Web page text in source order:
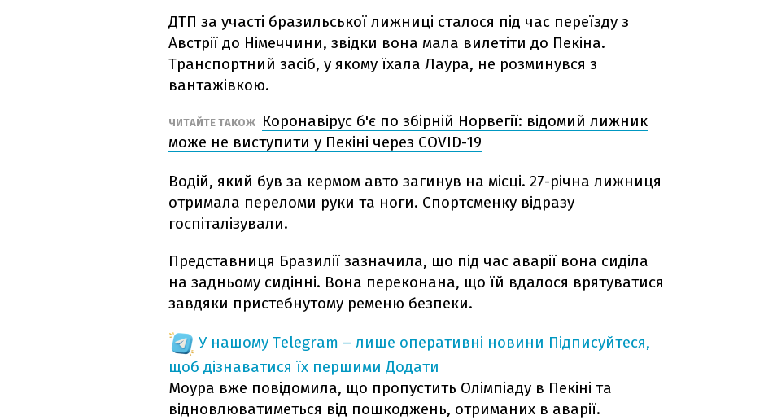
ДТП за участі бразильської лижниці сталося під час переїзду з
Австрії до Німеччини, звідки вона мала вилетіти до Пекіна.
Транспортний засіб, у якому їхала Лаура, не розминувся з
вантажівкою.
ЧИТАЙТЕ ТАКОЖ
Коронавірус б'є по збірній Норвегії: відомий лижник
може не виступити у Пекіні через COVID-19
Водій, який був за кермом авто загинув на місці. 27-річна лижниця
отримала переломи руки та ноги. Спортсменку відразу
госпіталізували.
Представниця Бразилії зазначила, що під час аварії вона сиділа
на задньому сидінні. Вона переконана, що їй вдалося врятуватися
завдяки пристебнутому ременю безпеки.
У нашому Telegram – лише оперативні новини Підписуйтеся,
щоб дізнаватися їх першими Додати
Моура вже повідомила, що пропустить Олімпіаду в Пекіні та
відновлюватиметься від пошкоджень, отриманих в аварії.